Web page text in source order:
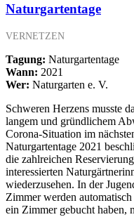
Naturgartentage
VERNETZEN
Tagung: Naturgartentage
Wann: 2021
Wer: Naturgarten e. V.
Schweren Herzens musste
langem und gründlichem
Corona-Situation im
Naturgartentage 2021
die zahlreichen
interessierten
wiederzusehen. In der
Zimmer werden
ein Zimmer gebucht haben,